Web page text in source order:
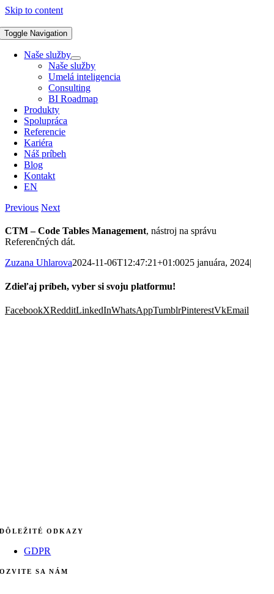
Skip to content
Toggle Navigation
Naše služby
Naše služby
Umelá inteligencia
Consulting
BI Roadmap
Produkty
Spolupráca
Referencie
Kariéra
Náš príbeh
Blog
Kontakt
EN
Previous Next
CTM – Code Tables Management, nástroj na správu
Referenčných dát.
Zuzana Uhlarova2024-11-06T12:47:21+01:0025 januára, 2024|
Zdieľaj príbeh, vyber si svoju platformu!
FacebookXRedditLinkedInWhatsAppTumblrPinterestVkEmail
DÔLEŽITÉ ODKAZY
GDPR
OZVITE SA NÁM